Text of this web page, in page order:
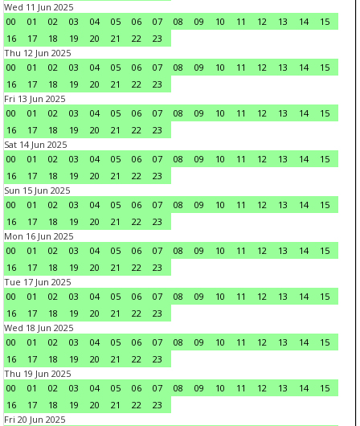
Wed 11 Jun 2025
00
01 02 03 04 05 06 07 08 09 10 11 12 13 14
15
16
17 18 19 20 21 22
23
Thu 12 Jun 2025
00
01 02 03 04 05 06 07 08 09 10 11 12 13 14
15
16
17 18 19 20 21 22
23
Fri 13 Jun 2025
00
01 02 03 04 05 06 07 08 09 10 11 12 13 14
15
16
17 18 19 20 21 22
23
Sat 14 Jun 2025
00
01 02 03 04 05 06 07 08 09 10 11 12 13 14
15
16
17 18 19 20 21 22
23
Sun 15 Jun 2025
00
01 02 03 04 05 06 07 08 09 10 11 12 13 14
15
16
17 18 19 20 21 22
23
Mon 16 Jun 2025
00
01 02 03 04 05 06 07 08 09 10 11 12 13 14
15
16
17 18 19 20 21 22
23
Tue 17 Jun 2025
00
01 02 03 04 05 06 07 08 09 10 11 12 13 14
15
16
17 18 19 20 21 22
23
Wed 18 Jun 2025
00
01 02 03 04 05 06 07 08 09 10 11 12 13 14
15
16
17 18 19 20 21 22
23
Thu 19 Jun 2025
00
01 02 03 04 05 06 07 08 09 10 11 12 13 14
15
16
17 18 19 20 21 22
23
Fri 20 Jun 2025